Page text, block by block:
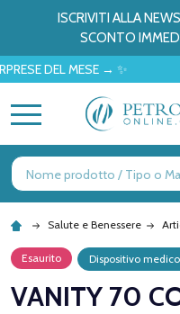
ISCRIVITI ALLA
SCONTO
DEL MESE → ✨
Ricerca
Salute e Benessere
Esaurito Dispositivo medico
VANITY 70